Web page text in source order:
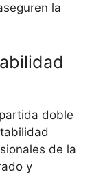
la
doble
de la
y